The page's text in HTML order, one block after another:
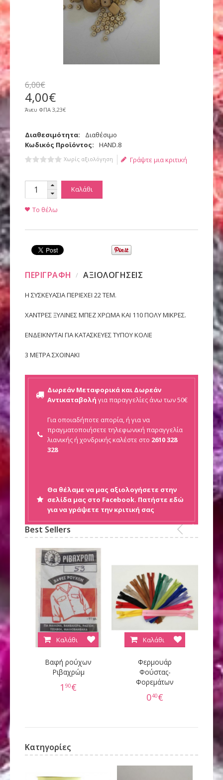
6,00€
4,00€
Άνευ ΦΠΑ 3,23€
Διαθεσιμότητα:
Διαθέσιμο
Κωδικός Προϊόντος:
HAND.8
Χωρίς αξιολόγηση Γράψτε μια κριτική
Καλάθι
Το θέλω
ΠΕΡΙΓΡΑΦΗ ΑΞΙΟΛΟΓΗΣΕΙΣ
Η ΣΥΣΚΕΥΑΣΙΑ ΠΕΡΙΕΧΕΙ 22 ΤΕΜ.
ΧΑΝΤΡΕΣ ΞΥΛΙΝΕΣ ΜΠΕΖ ΧΡΩΜΑ ΚΑΙ 110 ΠΟΛΥ ΜΙΚΡΕΣ.
ΕΝΔΕΙΚΝΥΤΑΙ ΓΙΑ ΚΑΤΑΣΚΕΥΕΣ ΤΥΠΟΥ ΚΟΛΙΕ
3 ΜΕΤΡΑ ΣΧΟΙΝΑΚΙ
Δωρεάν Μεταφορικά και Δωρεάν
Αντικαταβολή για παραγγελίες άνω των 50€
Για οποιαδήποτε απορία, ή για να
πραγματοποιήσετε τηλεφωνική παραγγελία
λιανικής ή χονδρικής καλέστε στο 2610 328
328
Θα θέλαμε να μας αξιολογήσετε στην
σελίδα μας στο Facebook. Πατήστε εδώ
για να γράψετε την κριτική σας
Best Sellers
Βαφή ρούχων
Ριβαχρώμ
1 90€
Καλάθι
Φερμουάρ
Φούστας-
Φορεμάτων
040€
Καλάθι
Κατηγορίες